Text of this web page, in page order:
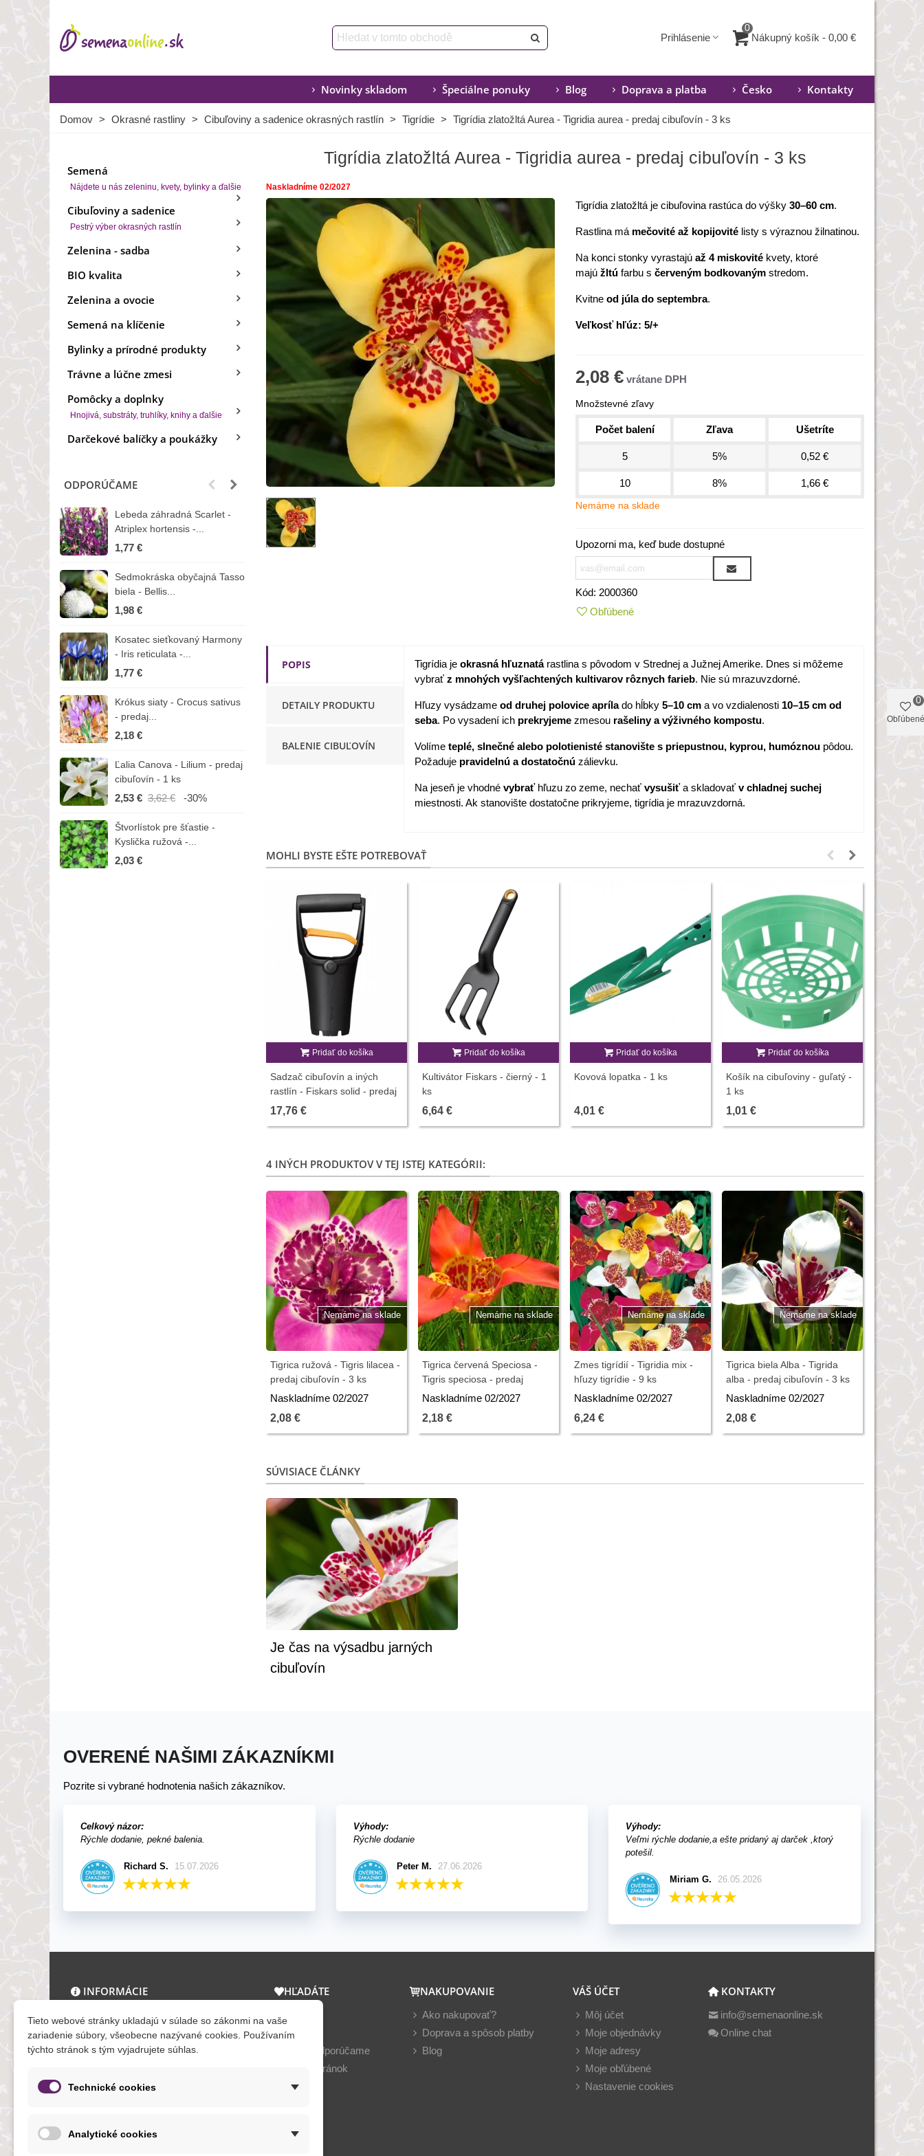
Prihlásenie
0
Nákupný košík - 0,00 €
Novinky skladom Špeciálne ponuky Blog Doprava a platba Česko Kontakty
Domov > Okrasné rastliny > Cibuľoviny a sadenice okrasných rastlín > Tigrídie > Tigrídia zlatožltá Aurea - Tigridia aurea - predaj cibuľovín - 3 ks
Semená
Nájdete u nás zeleninu, kvety, bylinky a ďalšie
Cibuľoviny a sadenice
Pestrý výber okrasných rastlín
Zelenina - sadba
BIO kvalita
Zelenina a ovocie
Semená na klíčenie
Bylinky a prírodné produkty
Trávne a lúčne zmesi
Pomôcky a doplnky
Hnojivá, substráty, truhlíky, knihy a ďalšie
Darčekové balíčky a poukážky
ODPORÚČAME
Lebeda záhradná Scarlet -
Atriplex hortensis -...
1,77 €
Sedmokráska obyčajná Tasso
biela - Bellis...
1,98 €
Kosatec sieťkovaný Harmony
- Iris reticulata -...
1,77 €
Krókus siaty - Crocus sativus
- predaj...
2,18 €
Ľalia Canova - Lilium - predaj
cibuľovín - 1 ks
2,53 € 3,62 € -30%
Štvorlístok pre šťastie -
Kyslička ružová -...
2,03 €
BIO Kaleráb Dyna - Brassica
oleracea var....
3,55 €
Čakanka Virtus F1 -
Cichorium intybus - predaj...
1,82 €
Tigrídia zlatožltá Aurea - Tigridia aurea - predaj cibuľovín - 3 ks
Naskladníme 02/2027
Tigrídia zlatožltá je cibuľovina rastúca do výšky 30–60 cm.
Rastlina má mečovité až kopijovité listy s výraznou žilnatinou.
Na konci stonky vyrastajú až 4 miskovité kvety, ktoré
majú žltú farbu s červeným bodkovaným stredom.
Kvitne od júla do septembra.
Veľkosť hľúz: 5/+
2,08 €
Množstevné zľavy
Počet balení Zľava Ušetríte
5 5% 0,52 €
10 8% 1,66 €
Nemáme na sklade
Upozorni ma, keď bude dostupné
Kód: 2000360
Obľúbené
POPIS
DETAILY PRODUKTU
BALENIE CIBUĽOVÍN
Tigrídia je okrasná hľuznatárastlina s pôvodom v Strednej a Južnej Amerike. Dnes si môžeme
vybrať z mnohých vyšľachtených kultivarov rôznych farieb. Nie sú mrazuvzdorné.
Hľuzy vysádzame od druhej polovice aprílado hĺbky 5–10 cm a vo vzdialenosti 10–15 cm od
seba. Po vysadení ich prekryjeme zmesou rašeliny a výživného kompostu.
Volíme teplé, slnečné alebo polotienisté stanovište s priepustnou, kyprou, humóznou pôdou.
Požaduje pravidelnú a dostatočnú zálievku.
Na jeseň je vhodné vybraťhľuzu zo zeme, nechať vysušiťa skladovať v chladnej suchej
miestnosti. Ak stanovište dostatočne prikryjeme, tigrídia je mrazuvzdorná.
MOHLI BYSTE EŠTE POTREBOVAŤ
Pridať do košíka
Sadzač cibuľovín a iných
rastlín - Fiskars solid - predaj
pestovateľských pomôcok -
17,76 €
Pridať do košíka
Kultivátor Fiskars - čierný - 1
ks
6,64 €
Pridať do košíka
Kovová lopatka - 1 ks
4,01 €
Pridať do košíka
Košík na cibuľoviny - guľatý -
1 ks
1,01 €
4 INÝCH PRODUKTOV V TEJ ISTEJ KATEGÓRII:
Nemáme na sklade
Tigrica ružová - Tigris lilacea -
predaj cibuľovín - 3 ks
Naskladníme 02/2027
2,08 €
Nemáme na sklade
Tigrica červená Speciosa -
Tigris speciosa - predaj
cibuľovín - 3 ks
Naskladníme 02/2027
2,18 €
Nemáme na sklade
Zmes tigrídií - Tigridia mix -
hľuzy tigrídie - 9 ks
Naskladníme 02/2027
6,24 €
Nemáme na sklade
Tigrica biela Alba - Tigrida
alba - predaj cibuľovín - 3 ks
Naskladníme 02/2027
2,08 €
SÚVISIACE ČLÁNKY
Je čas na výsadbu jarných
cibuľovín
OVERENÉ NAŠIMI ZÁKAZNÍKMI
Pozrite si vybrané hodnotenia našich zákazníkov.
Celkový názor:
Rýchle dodanie, pekné balenia.
Richard S. 15.07.2026
Výhody:
Rýchle dodanie
Peter M. 27.06.2026
Výhody:
Veľmi rýchle dodanie,a ešte pridaný aj darček ,ktorý
potešil.
Miriam G. 26.05.2026
INFORMÁCIE
O nás a kontakt
Obchodné podmienky
Ochrana osobných údajov
Formuláre
HĽADÁTE
Novinky
Teraz odporúčame
Mapa stránok
NAKUPOVANIE
Ako nakupovať?
Doprava a spôsob platby
Blog
VÁŠ ÚČET
Môj účet
Moje objednávky
Moje adresy
Moje obľúbené
Nastavenie cookies
KONTAKTY
info@semenaonline.sk
Online chat
NOVINKY
Obľúbené
0
Tieto webové stránky ukladajú v súlade so zákonmi na vaše
zariadenie súbory, všeobecne nazývané cookies. Používaním
týchto stránok s tým vyjadrujete súhlas.
Technické cookies
Analytické cookies